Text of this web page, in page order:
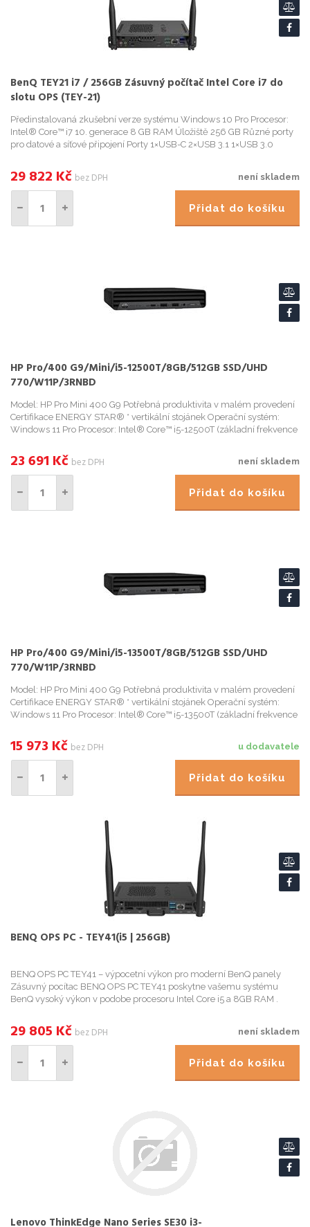
BenQ TEY21 i7 / 256GB Zásuvný počítač Intel Core i7 do
slotu OPS (TEY-21)
Předinstalovaná zkušební verze systému Windows 10 Pro Procesor:
Intel® Core™ i7 10. generace 8 GB RAM Úložiště 256 GB Různé porty
pro datové a síťové připojení Porty 1×USB-C 2×USB 3.1 1×USB 3.0
není skladem
29 822 Kč bez DPH
Přidat do košíku
HP Pro/400 G9/Mini/i5-12500T/8GB/512GB SSD/UHD
770/W11P/3RNBD
Model: HP Pro Mini 400 G9 Potřebná produktivita v malém provedení
Certifikace ENERGY STAR® * vertikální stojánek Operační systém:
Windows 11 Pro Procesor: Intel® Core™ i5-12500T (základní frekvence
není skladem
23 691 Kč bez DPH
Přidat do košíku
HP Pro/400 G9/Mini/i5-13500T/8GB/512GB SSD/UHD
770/W11P/3RNBD
Model: HP Pro Mini 400 G9 Potřebná produktivita v malém provedení
Certifikace ENERGY STAR® * vertikální stojánek Operační systém:
Windows 11 Pro Procesor: Intel® Core™ i5-13500T (základní frekvence
u dodavatele
15 973 Kč bez DPH
Přidat do košíku
BENQ OPS PC - TEY41(i5 | 256GB)
BENQ OPS PC TEY41 – výpocetní výkon pro moderní BenQ panely
Zásuvný pocítac BENQ OPS PC TEY41 poskytne vašemu systému
BenQ vysoký výkon v podobe procesoru Intel Core i5 a 8GB RAM .
není skladem
29 805 Kč bez DPH
Přidat do košíku
Lenovo ThinkEdge Nano Series SE30 i3-